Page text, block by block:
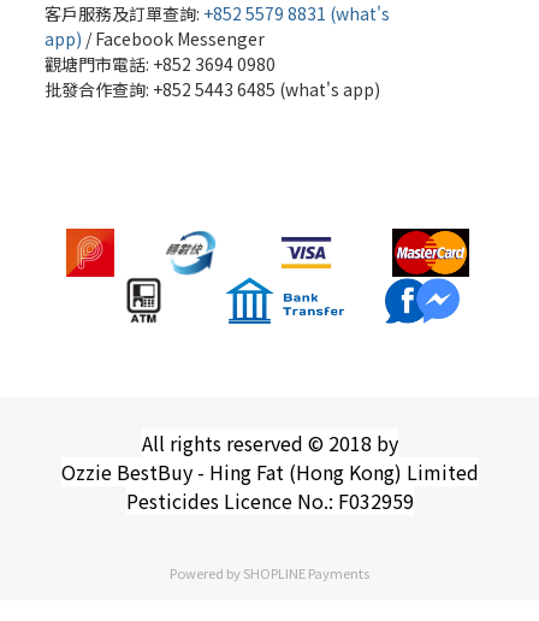
客戶服務及訂單查詢: +852 5579 8831 (what's
app) /Facebook Messenger
觀塘門市電話: +852 3694 0980
批發合作查詢: +852 5443 6485 (what's app)
All rights reserved © 2018 by
Ozzie BestBuy - Hing Fat (Hong Kong) Limited
Pesticides Licence No.: F032959
Powered bySHOPLINE Payments